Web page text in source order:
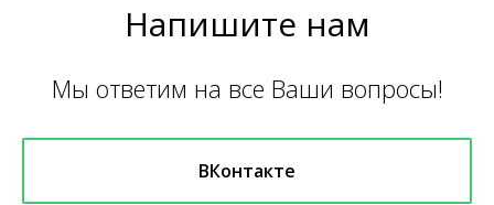
Напишите нам
Мы ответим на все Ваши вопросы!
ВКонтакте